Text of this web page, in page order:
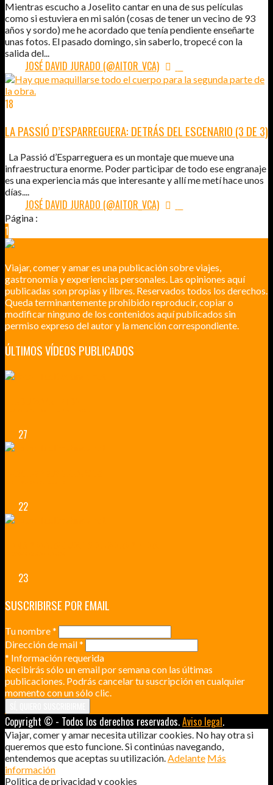
Mientras escucho a Joselito cantar en una de sus películas
como si estuviera en mi salón (cosas de tener un vecino de 93
años y sordo) me he acordado que tenía pendiente enseñarte
unas fotos. El pasado domingo, sin saberlo, tropecé con la
salida del...
JOSÉ DAVID JURADO (@AITOR_VCA)
18
LA PASSIÓ D’ESPARREGUERA: DETRÁS DEL ESCENARIO (3 DE 3)
La Passió d’Esparreguera es un montaje que mueve una
infraestructura enorme. Poder participar de todo ese engranaje
es una experiencia más que interesante y allí me metí hace unos
días....
JOSÉ DAVID JURADO (@AITOR_VCA)
Página :
1
Viajar, comer y amar es una publicación sobre viajes,
gastronomía y experiencias personales. Las opiniones aquí
publicadas son propias y libres. Reservados todos los derechos.
Queda terminantemente prohibido reproducir, copiar o
modificar ninguno de los contenidos aquí publicados sin
permiso expreso del autor y la mención correspondiente.
ÚLTIMOS VÍDEOS PUBLICADOS
27
22
23
SUSCRIBIRSE POR EMAIL
Tu nombre*
Dirección de mail*
* Información requerida
Recibirás sólo un email por semana con las últimas
publicaciones. Podrás cancelar tu suscripción en cualquier
momento con un sólo clic.
Copyright © - Todos los derechos reservados.Aviso legal.
Viajar, comer y amar necesita utilizar cookies. No hay otra si
queremos que esto funcione. Si continúas navegando,
entendemos que aceptas su utilización. Adelante Más
información
Politica de privacidad y cookies